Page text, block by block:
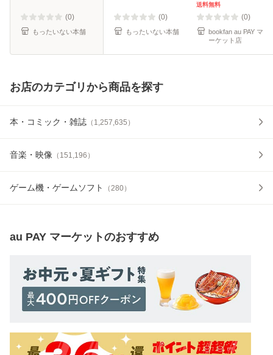
(0)
もったいない本舗
(0)
もったいない本舗
送料無料
(0)
bookfan au PAY マ
ーケット店
お店のカテゴリから商品を探す
本・コミック・雑誌 （ 1,257,635 ）
音楽・映像 （ 151,196 ）
ゲーム機・ゲームソフト （280）
au PAY マーケットのおすすめ